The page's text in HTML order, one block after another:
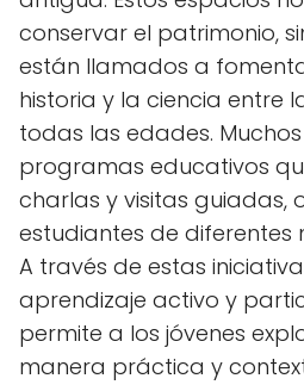
conservar el patrimonio,
están llamados a
historia y la ciencia entre
todas las edades.
programas educativos
charlas y visitas guiadas,
estudiantes de diferentes
A través de estas
aprendizaje activo y
permite a los jóvenes
manera práctica y